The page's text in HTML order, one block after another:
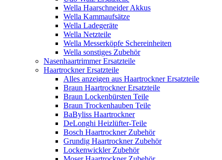
Wella Haarschneider Akkus
Wella Kammaufsätze
Wella Ladegeräte
Wella Netzteile
Wella Messerköpfe Schereinheiten
Wella sonstiges Zubehör
Nasenhaartrimmer Ersatzteile
Haartrockner Ersatzteile
Alles anzeigen aus Haartrockner Ersatzteile
Braun Haartrockner Ersatzteile
Braun Lockenbürsten Teile
Braun Trockenhauben Teile
BaByliss Haartrockner
DeLonghi Heizlüfter-Teile
Bosch Haartrockner Zubehör
Grundig Haartrockner Zubehör
Lockenwickler Zubehör